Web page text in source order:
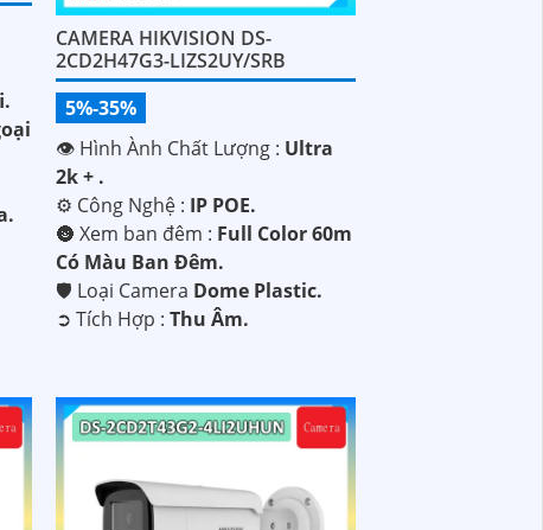
CAMERA HIKVISION DS-
2CD2H47G3-LIZS2UY/SRB
5%-35%
👁 Hình Ành Chất Lượng : Ultra
2k + .
⚙ Công Nghệ : IP POE.
🌚 Xem ban đêm : Full Color 60m
Có Màu Ban Ðêm.
🛡 Loại Camera Dome Plastic.
️➲ Tích Hợp : Thu Âm.